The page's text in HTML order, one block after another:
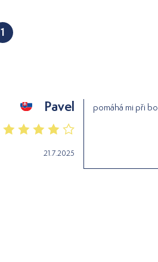
1
Pavel
21.7.2025
pomáhá mi při